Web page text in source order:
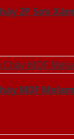
2P Sơn
MDF